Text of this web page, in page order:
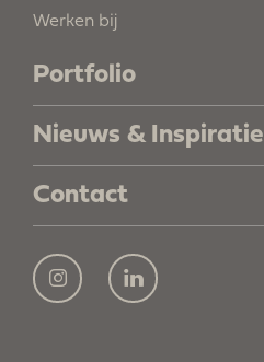
Werken bij
Portfolio
Nieuws & Inspiratie
Contact